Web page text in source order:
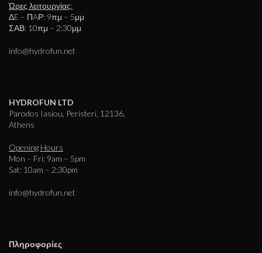
Ώρες λειτουργίας:
ΔE – ΠAΡ: 9πμ – 5μμ
ΣΑΒ: 10πμ – 2:30μμ
info@hydrofun.net
HYDROFUN LTD
Parodos Iasiou, Peristeri, 12136,
Athens
Opening Hours
Mon – Fri: 9am – 5pm
Sat: 10am – 2:30pm
info@hydrofun.net
Πληροφορίες